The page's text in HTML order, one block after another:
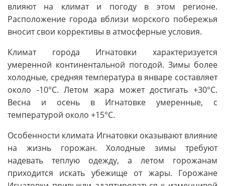
влияют на климат и погоду в этом регионе.
Расположение города вблизи морского побережья
вносит свои коррективы в атмосферные условия.
Климат города Игнатовки характеризуется
умеренной континентальной погодой. Зимы более
холодные, средняя температура в январе составляет
около -10°C. Летом жара может достигать +30°C.
Весна и осень в Игнатовке умеренные, с
температурой около +15°C.
Особенности климата Игнатовки оказывают влияние
на жизнь горожан. Холодные зимы требуют
надевать теплую одежду, а летом горожанам
приходится искать убежище от жары. Горожане